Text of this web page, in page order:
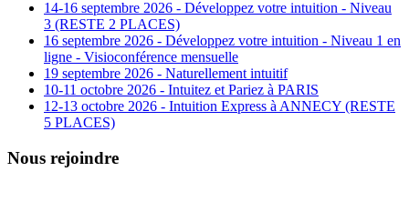
14-16 septembre 2026 - Développez votre intuition - Niveau
3 (RESTE 2 PLACES)
16 septembre 2026 - Développez votre intuition - Niveau 1 en
ligne - Visioconférence mensuelle
19 septembre 2026 - Naturellement intuitif
10-11 octobre 2026 - Intuitez et Pariez à PARIS
12-13 octobre 2026 - Intuition Express à ANNECY (RESTE
5 PLACES)
Nous rejoindre